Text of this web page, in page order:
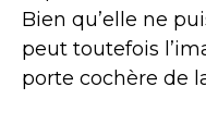
Bien qu’elle ne
peut toutefois
porte cochère de